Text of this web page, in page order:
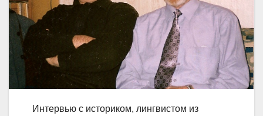
Интервью с историком, лингвистом из